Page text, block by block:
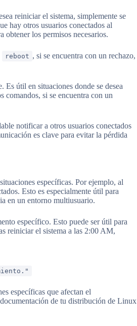
reiniciar el sistema, simplemente se
hay otros usuarios conectados al
obtener los permisos necesarios.
reboot , si se encuentra con un rechazo,
Es útil en situaciones donde se desea
comandos, si se encuentra con un
notificar a otros usuarios conectados
es clave para evitar la pérdida
específicas. Por ejemplo, al
Esto es especialmente útil para
en un entorno multiusuario.
específico. Esto puede ser útil para
reiniciar el sistema a las 2:00 AM,
específicas que afectan el
de tu distribución de Linux